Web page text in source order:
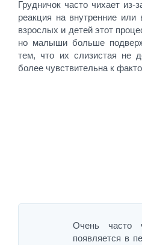
Грудничок часто чихает из-
реакция на внутренние
взрослых и детей этот
но малыши больше
тем, что их слизистая не
более чувствительна к
Очень часто
появляется в